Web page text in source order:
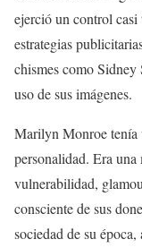
ejerció un control casi
estrategias
chismes como
uso de sus imágenes.
Marilyn Monroe tenía
personalidad. Era
vulnerabilidad,
consciente de sus
sociedad de su época,